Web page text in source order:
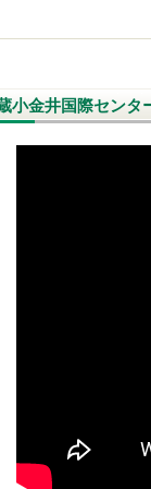
小金井国際センタ